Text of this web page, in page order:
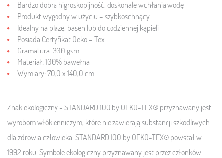
Bardzo dobra higroskopijność, doskonale wchłania wodę
Produkt wygodny w użyciu – szybkoschnący
Idealny na plażę, basen lub do codziennej kąpieli
Posiada Certyfikat Oeko – Tex
Gramatura: 300 gsm
Materiał: 100% bawełna
Wymiary: 70,0 x 140,0 cm
Znak ekologiczny - STANDARD 100 by OEKO-TEX® przyznawany jest
wyrobom włókienniczym, które nie zawierają substancji szkodliwych
dla zdrowia człowieka. STANDARD 100 by OEKO-TEX® powstał w
1992 roku. Symbole ekologiczny przyznawany jest przez członków